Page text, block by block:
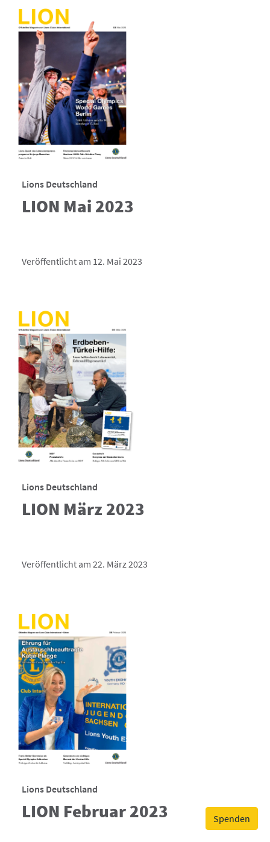
Spenden
Lions Deutschland
LION Mai 2023
Veröffentlicht am 12. Mai 2023
Lions Deutschland
LION März 2023
Veröffentlicht am 22. März 2023
Lions Deutschland
LION Februar 2023